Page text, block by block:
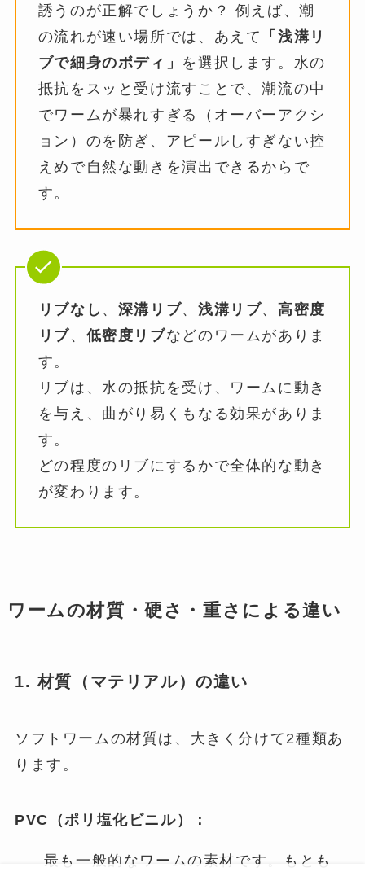
誘うのが正解でしょうか？ 例えば、潮
の流れが速い場所では、あえて
「浅溝リ
ブで細身のボディ」 を選択します。水の
抵抗をスッと受け流すことで、潮流の中
でワームが暴れすぎる（オーバーアクシ
ョン）のを防ぎ、アピールしすぎない控
えめで自然な動きを演出できるからで
す。
リブなし 、 深溝リブ、 浅溝リブ、高密度
リブ、 低密度リブなどのワームがありま
す。
リブは、水の抵抗を受け、ワームに動き
を与え、曲がり易くもなる効果がありま
す。
どの程度のリブにするかで全体的な動き
が変わります。
ワームの材質・硬さ・重さによる違い
1. 材質（マテリアル）の違い
ソフトワームの材質は、大きく分けて2種類あ
ります。
PVC（ポリ塩化ビニル）：
最も一般的なワームの素材です。もとも